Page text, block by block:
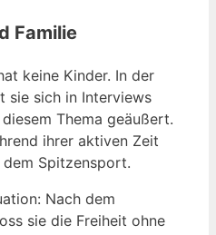
Familie
keine Kinder. In der
sie sich in Interviews
Thema geäußert.
ihrer aktiven Zeit
Spitzensport.
Nach dem
sie die Freiheit ohne